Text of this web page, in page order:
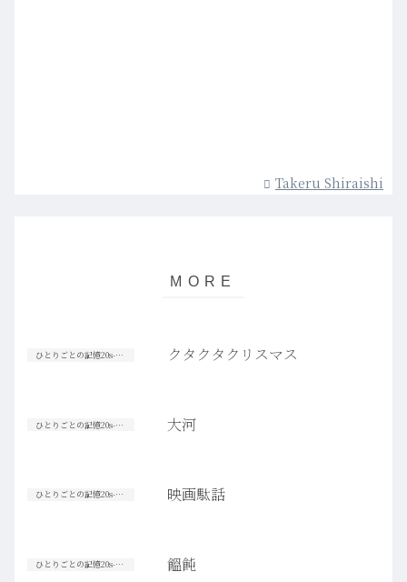
Takeru Shiraishi
ひとりごとの記憶20s-30s クタクタクリスマス
ひとりごとの記憶20s-30s 大河
ひとりごとの記憶20s-30s 映画駄話
ひとりごとの記憶20s-30s 饂飩